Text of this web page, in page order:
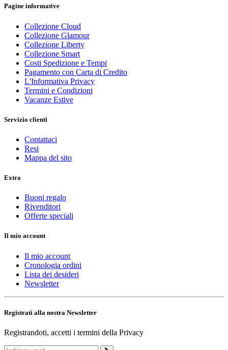
Pagine informative
Collezione Cloud
Collezione Glamour
Collezione Liberty
Collezione Smart
Costi Spedizione e Tempi
Pagamento con Carta di Credito
L'Informativa Privacy
Termini e Condizioni
Vacanze Estive
Servizio clienti
Contattaci
Resi
Mappa del sito
Extra
Buoni regalo
Rivenditori
Offerte speciali
Il mio account
Il mio account
Cronologia ordini
Lista dei desideri
Newsletter
Registrati alla nostra Newsletter
Registrandoti, accetti i termini della Privacy